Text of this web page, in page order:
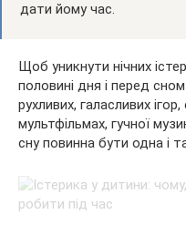
дати йому час.
Щоб уникнути нічних
половині дня і перед
рухливих, галасливих
мультфільмах, гучної
сну повинна бути одна і